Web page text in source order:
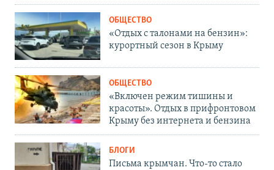
ОБЩЕСТВО
«Отдых с талонами на бензин»:
курортный сезон в Крыму
ОБЩЕСТВО
«Включен режим тишины и
красоты». Отдых в прифронтовом
Крыму без интернета и бензина
БЛОГИ
Письма крымчан. Что-то стало